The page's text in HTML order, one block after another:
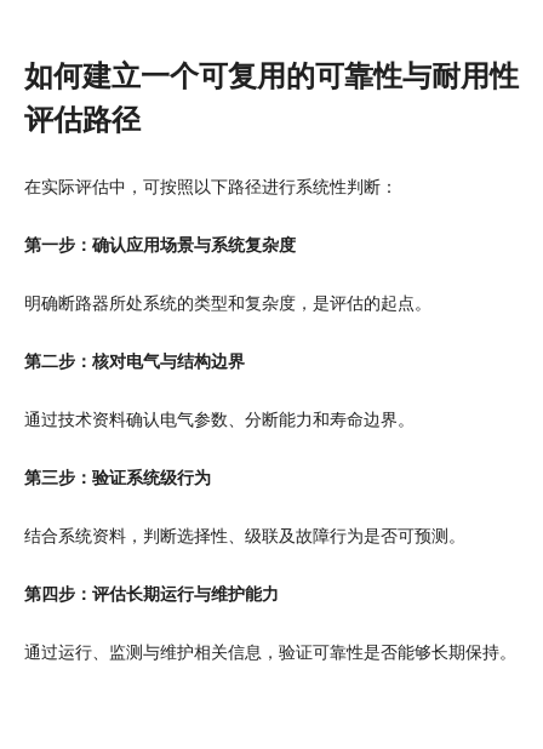
如何建立一个可复用的可靠性与耐用性
评估路径
在实际评估中，可按照以下路径进行系统性判断：
第一步：确认应用场景与系统复杂度
明确断路器所处系统的类型和复杂度，是评估的起点。
第二步：核对电气与结构边界
通过技术资料确认电气参数、分断能力和寿命边界。
第三步：验证系统级行为
结合系统资料，判断选择性、级联及故障行为是否可预测。
第四步：评估长期运行与维护能力
通过运行、监测与维护相关信息，验证可靠性是否能够长期保持。